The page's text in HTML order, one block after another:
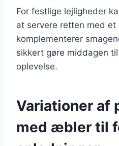
For festlige lejligheder
at servere retten med et
komplementerer
sikkert gøre middagen
oplevelse.
Variationer af
med æbler til